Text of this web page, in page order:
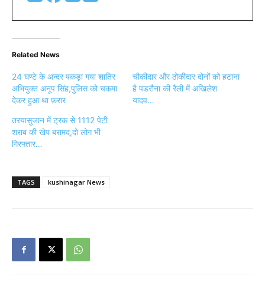
Related News
24 घण्टे के अन्दर पकड़ा गया शातिर
अभियुक्त अनूप सिंह,पुलिस को चकमा
देकर हुआ था फ़रार
चौकीदार और ठोकीदार दोनों को हटाना
है पडरौना की रैली में अखिलेश
यादव…
तरयासुजान में ट्रक से 1112 पेटी
शराब की खेप बरामद,दो लोग भी
गिरफ्तार…
TAGS kushinagar News